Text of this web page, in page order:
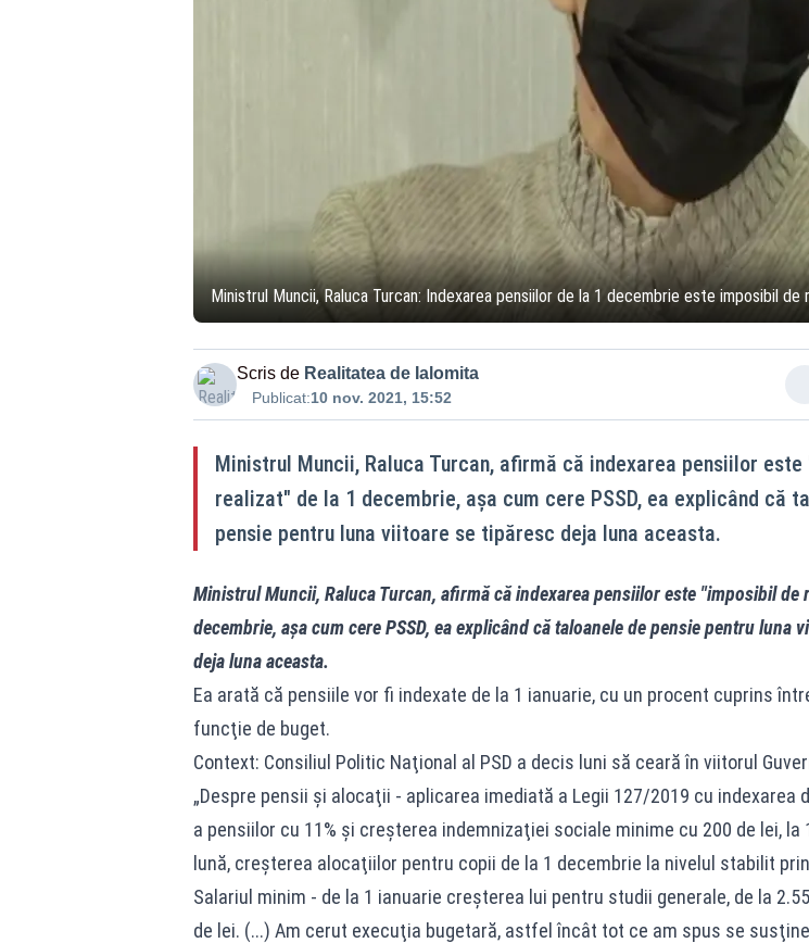
Ministrul Muncii, Raluca Turcan: Indexarea pensiilor de la 1 decembrie este imposibil de
Scris de Realitatea de Ialomita
Publicat:10 nov. 2021, 15:52
Ministrul Muncii, Raluca Turcan, afirmă că indexarea pensiilor
realizat" de la 1 decembrie, așa cum cere PSSD, ea explicând că
pensie pentru luna viitoare se tipăresc deja luna aceasta.
Ministrul Muncii, Raluca Turcan, afirmă că indexarea pensiilor este "imposibil de
decembrie, așa cum cere PSSD, ea explicând că taloanele de pensie pentru luna
deja luna aceasta.
Ea arată că pensiile vor fi indexate de la 1 ianuarie, cu un procent cuprins
funcţie de buget.
Context: Consiliul Politic Naţional al PSD a decis luni să ceară în viitorul
„Despre pensii şi alocaţii - aplicarea imediată a Legii 127/2019 cu indexarea
a pensiilor cu 11% şi creşterea indemnizaţiei sociale minime cu 200 de lei, la
lună, creşterea alocaţiilor pentru copii de la 1 decembrie la nivelul stabilit
Salariul minim - de la 1 ianuarie creşterea lui pentru studii generale, de la
de lei. (...) Am cerut execuţia bugetară, astfel încât tot ce am spus se